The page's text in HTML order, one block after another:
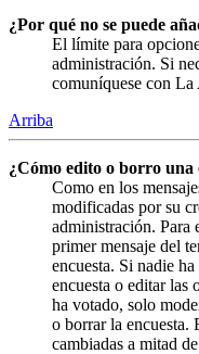
¿Por qué no se puede
El límite para
administración. Si
comuníquese con
Arriba
¿Cómo edito o borro una
Como en los
modificadas por su
administración. Para
primer mensaje del
encuesta. Si nadie
encuesta o editar las
ha votado, solo
o borrar la encuesta.
cambiadas a mitad